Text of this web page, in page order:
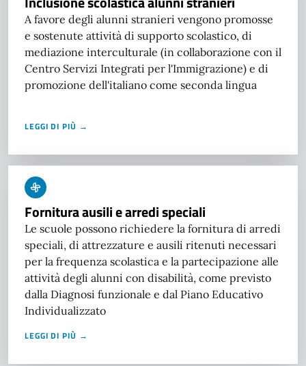
A favore degli alunni stranieri vengono promosse
e sostenute attività di supporto scolastico, di
mediazione interculturale (in collaborazione con il
Centro Servizi Integrati per l'Immigrazione) e di
promozione dell'italiano come seconda lingua
LEGGI DI PIÙ →
Fornitura ausili e arredi speciali
Le scuole possono richiedere la fornitura di arredi
speciali, di attrezzature e ausili ritenuti necessari
per la frequenza scolastica e la partecipazione alle
attività degli alunni con disabilità, come previsto
dalla Diagnosi funzionale e dal Piano Educativo
Individualizzato
LEGGI DI PIÙ →